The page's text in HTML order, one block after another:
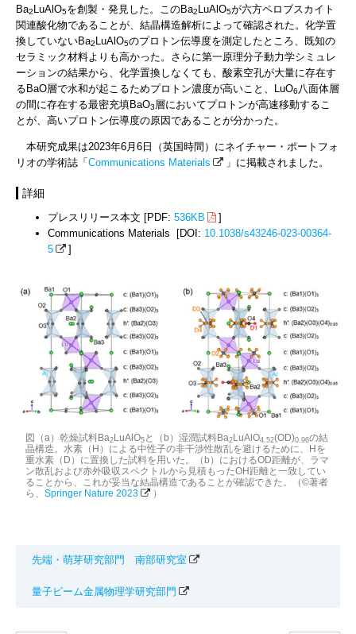
Ba2 LuAlO5を創製・発見した。このBa2 LuAlO5が六方ペロブスカイト
関連酸化物であることが、結晶構造解析によって確認された。化学置
換していないBa2 LuAlO5のプロトン伝導度を測定したところ、既知の
セラミック材料よりも高かった。さらに第一原理分子動力学シミュレ
ーションの結果から、化学置換しなくても、酸素空孔が大量に存在す
るBaO層で水和が起こるためプロトン濃度が高いこと、LuO6八面体層
の間に存在する最密充填BaO3層においてプロトンが高速移動するこ
とが、高いプロトン伝導度の原因であることが分かった。
本研究成果は2023年6月6日（英国時間）にネイチャー・ポートフォ
リオの学術誌「 Communications Materials 」に掲載されました。
詳細
プレスリリース本文 [PDF: 536KB
]
Communications Materials [DOI: 10.1038/s43246-023-00364-
5
]
図（a）乾燥試料Ba2LuAlO5 と（b）湿潤試料Ba2LuAlO4.52(OD)0.96の結
晶構造。水素（H）による中性子の非干渉性散乱を避けるために、Hを
重水素（D）に置換した試料を用いた。（b）におけるOD距離が、ラマ
ン散乱および赤外吸収スペクトルから見積もったOH距離と一致してい
ることから、これが妥当な結晶構造であることが確認できた。（©著者
ら、 Springer Nature 2023 ）
先端・萌芽研究部門 南部研究室
量子ビーム金属物理学研究部門